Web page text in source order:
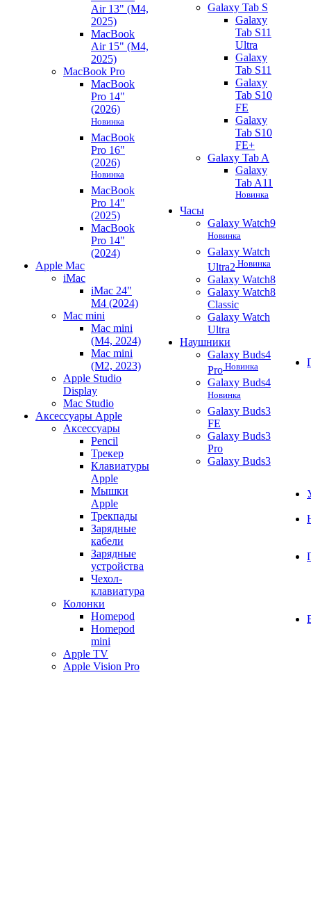
Air 13" (M4,
2025)
MacBook
Air 15" (M4,
2025)
MacBook Pro
MacBook
Pro 14"
(2026)
Новинка
MacBook
Pro 16"
(2026)
Новинка
MacBook
Pro 14"
(2025)
MacBook
Pro 14"
(2024)
Apple Mac
iMac
iMac 24"
M4 (2024)
Mac mini
Mac mini
(M4, 2024)
Mac mini
(M2, 2023)
Apple Studio
Display
Mac Studio
Аксессуары Apple
Аксессуары
Pencil
Трекер
Клавиатуры
Apple
Мышки
Apple
Трекпады
Зарядные
кабели
Зарядные
устройства
Чехол-
клавиатура
Колонки
Homepod
Homepod
mini
Apple TV
Apple Vision Pro
Galaxy Tab S
Galaxy
Tab S11
Ultra
Galaxy
Tab S11
Galaxy
Tab S10
FE
Galaxy
Tab S10
FE+
Galaxy Tab A
Galaxy
Tab A11
Новинка
Часы
Galaxy Watch9
Новинка
Galaxy Watch
Ultra2 Новинка
Galaxy Watch8
Galaxy Watch8
Classic
Galaxy Watch
Ultra
Наушники
Galaxy Buds4
Pro Новинка
Galaxy Buds4
Новинка
Galaxy Buds3
FE
Galaxy Buds3
Pro
Galaxy Buds3